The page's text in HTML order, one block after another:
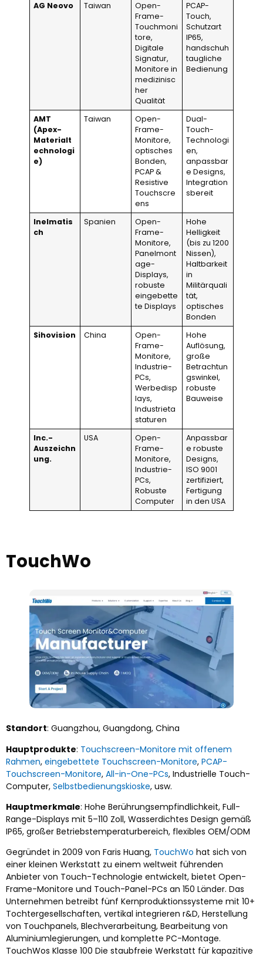
AG Neovo Taiwan
Open-
Frame-
Touchmoni
tore,
Digitale
Signatur,
Monitore in
medizinisc
her
Qualität
PCAP-
Touch,
Schutzart
IP65,
handschuh
taugliche
Bedienung
AMT
(Apex-
Materialt
echnologi
e)
Taiwan
Open-
Frame-
Monitore,
optisches
Bonden,
PCAP &
Resistive
Touchscre
ens
Dual-
Touch-
Technologi
en,
anpassbar
e Designs,
Integration
sbereit
Inelmatis
ch
Spanien
Open-
Frame-
Monitore,
Panelmont
age-
Displays,
robuste
eingebette
te Displays
Hohe
Helligkeit
(bis zu 1200
Nissen),
Haltbarkeit
in
Militärquali
tät,
optisches
Bonden
Sihovision
China
Open-
Frame-
Monitore,
Industrie-
PCs,
Werbedisp
lays,
Industrieta
staturen
Hohe
Auflösung,
große
Betrachtun
gswinkel,
robuste
Bauweise
Inc.-
Auszeichn
ung.
USA
Open-
Frame-
Monitore,
Industrie-
PCs,
Robuste
Computer
Anpassbar
e robuste
Designs,
ISO 9001
zertifiziert,
Fertigung
in den USA
TouchWo
Standort: Guangzhou, Guangdong, China
Hauptprodukte: Touchscreen-Monitore mit offenem
Rahmen, eingebettete Touchscreen-Monitore, PCAP-
Touchscreen-Monitore, All-in-One-PCs, Industrielle Touch-
Computer, Selbstbedienungskioske, usw.
Hauptmerkmale: Hohe Berührungsempfindlichkeit, Full-
Range-Displays mit 5–110 Zoll, Wasserdichtes Design gemäß
IP65, großer Betriebstemperaturbereich, flexibles OEM/ODM
Gegründet in 2009 von Faris Huang, TouchWo hat sich von
einer kleinen Werkstatt zu einem weltweit führenden
Anbieter von Touch-Technologie entwickelt, bietet Open-
Frame-Monitore und Touch-Panel-PCs an 150 Länder. Das
Unternehmen betreibt fünf Kernproduktionssysteme mit 10+
Tochtergesellschaften, vertikal integrieren r&D, Herstellung
von Touchpanels, Blechverarbeitung, Bearbeitung von
Aluminiumlegierungen, und komplette PC-Montage.
TouchWos Klasse 100 Die staubfreie Werkstatt für kapazitive